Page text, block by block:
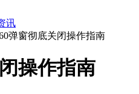
讯
弹窗彻底关闭操作指南
操作指南